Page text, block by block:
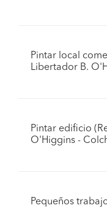
Pintar local
Libertador B.
Pintar edificio
O'Higgins -
Pequeños